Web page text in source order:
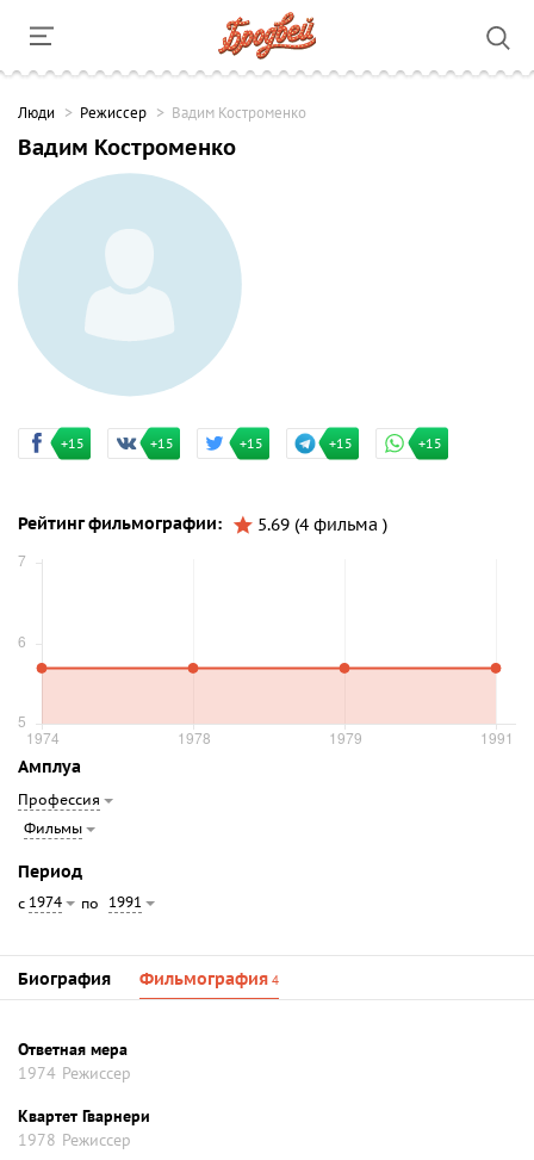
Люди Режиссер Вадим Костроменко
Вадим Костроменко
+15 +15 +15 +15 +15
Рейтинг фильмографии: 5.69 (4 фильма )
Амплуа
Профессия
Фильмы
Период
с 1974 по 1991
Биография Фильмография 4
Ответная мера
1974 Режиссер
Квартет Гварнери
1978 Режиссер